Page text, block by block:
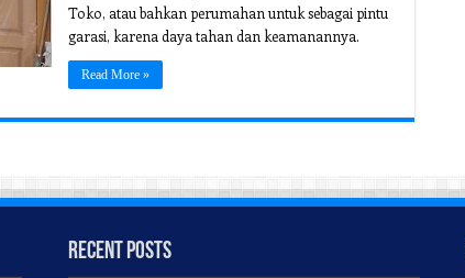
Toko, atau bahkan perumahan untuk sebagai pintu
garasi, karena daya tahan dan keamanannya.
Read More »
Recent Posts